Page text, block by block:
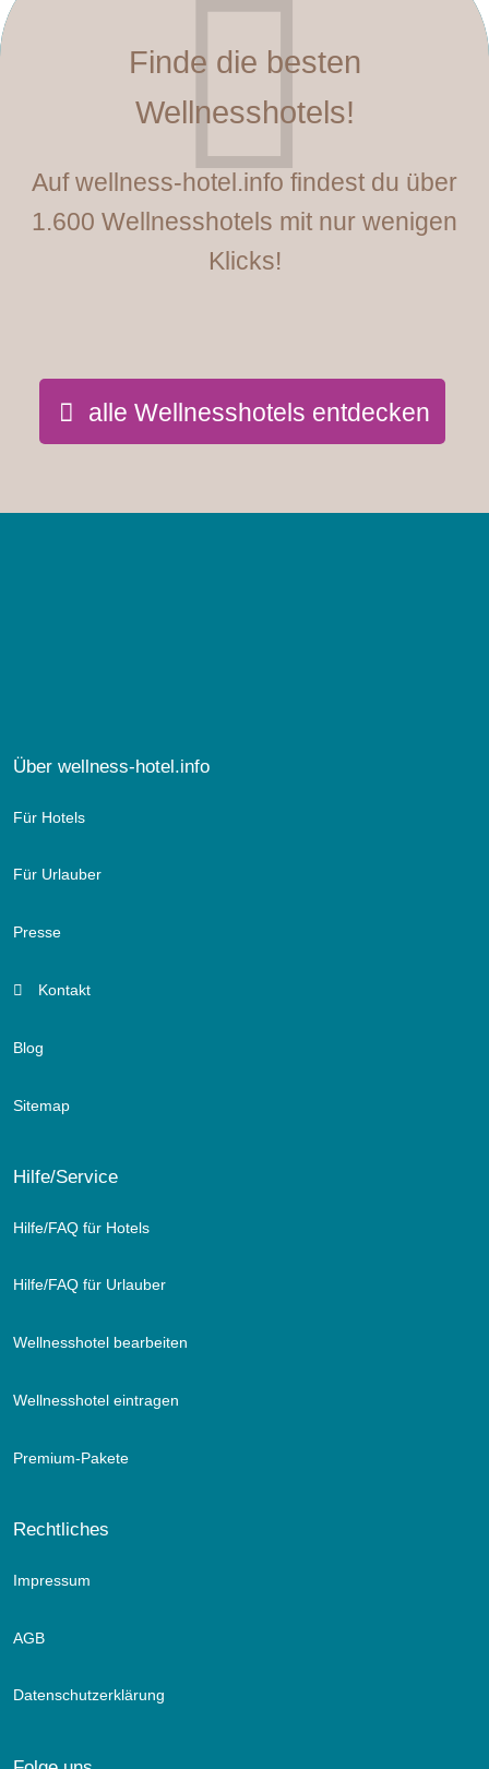
Finde die besten
Wellnesshotels!
Auf wellness-hotel.info findest du über
1.600 Wellnesshotels mit nur wenigen
Klicks!
alle Wellnesshotels entdecken
Über wellness-hotel.info
Für Hotels
Für Urlauber
Presse
Kontakt
Blog
Sitemap
Hilfe/Service
Hilfe/FAQ für Hotels
Hilfe/FAQ für Urlauber
Wellnesshotel bearbeiten
Wellnesshotel eintragen
Premium-Pakete
Rechtliches
Impressum
AGB
Datenschutzerklärung